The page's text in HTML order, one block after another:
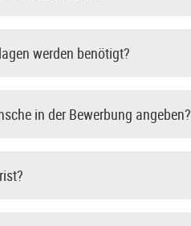
werden benötigt?
in der Bewerbung angeben?